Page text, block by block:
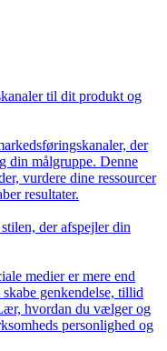
til dit produkt og
der
din målgruppe. Denne
vurdere dine ressourcer
resultater.
der afspejler din
medier er mere end
genkendelse, tillid
hvordan du vælger og
personlighed og